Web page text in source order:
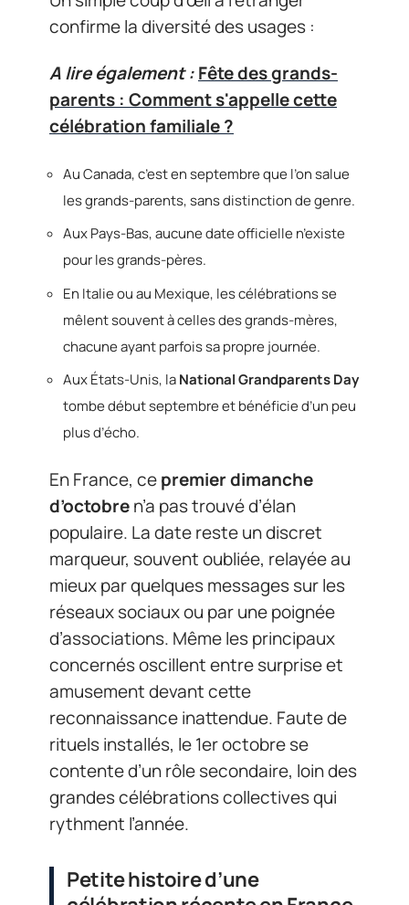
confirme la diversité des usages :
A lire également :Fête des grands-
parents : Comment s'appelle cette
célébration familiale ?
Au Canada, c’est en septembre que l’on salue
les grands-parents, sans distinction de genre.
Aux Pays-Bas, aucune date officielle n’existe
pour les grands-pères.
En Italie ou au Mexique, les célébrations se
mêlent souvent à celles des grands-mères,
chacune ayant parfois sa propre journée.
Aux États-Unis, laNational Grandparents Day
tombe début septembre et bénéficie d’un peu
plus d’écho.
En France, cepremier dimanche
d’octobren’a pas trouvé d’élan
populaire. La date reste un discret
marqueur, souvent oubliée, relayée au
mieux par quelques messages sur les
réseaux sociaux ou par une poignée
d’associations. Même les principaux
concernés oscillent entre surprise et
amusement devant cette
reconnaissance inattendue. Faute de
rituels installés, le 1er octobre se
contente d’un rôle secondaire, loin des
grandes célébrations collectives qui
rythment l’année.
Petite histoire d’une